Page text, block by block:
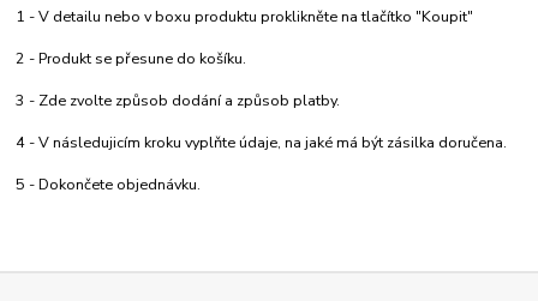
1 - V detailu nebo v boxu produktu proklikněte na tlačítko "Koupit"
2 - Produkt se přesune do košíku.
3 - Zde zvolte způsob dodání a způsob platby.
4 - V následujicím kroku vyplňte údaje, na jaké má být zásilka doručena.
5 - Dokončete objednávku.